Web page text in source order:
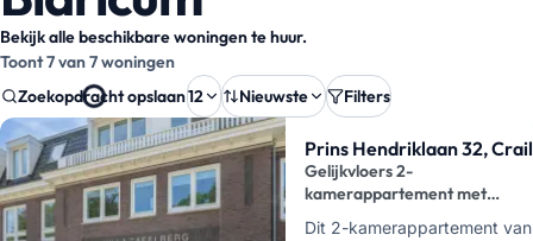
Bekijk alle beschikbare woningen te huur.
Toont 7 van 7 woningen
Zoekopdracht opslaan12 Nieuwste Filters
Zoekresultaten Prins Hendriklaan 32,
Gelijkvloers 2-
kamerappartement met
parkeerplek
Dit 2-kamerappartement